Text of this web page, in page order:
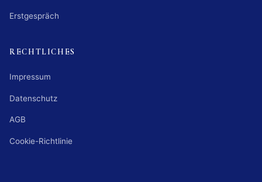
Erstgespräch
RECHTLICHES
Impressum
Datenschutz
AGB
Cookie-Richtlinie